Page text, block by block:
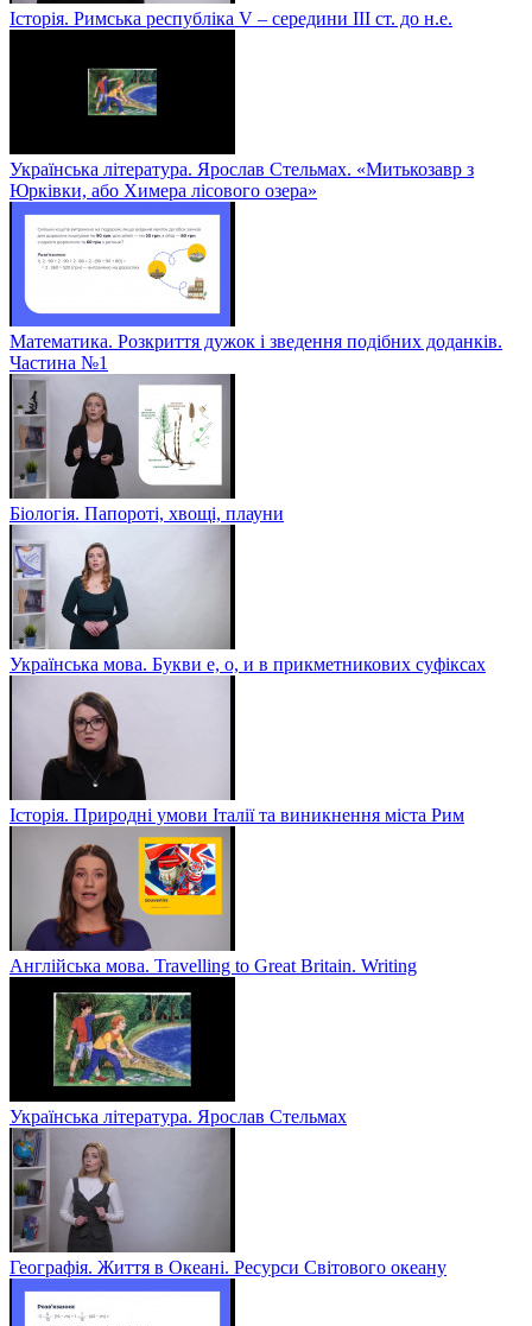
Історія. Римська республіка V – середини ІІІ ст. до н.е.
Українська література. Ярослав Стельмах. «Митькозавр з
Юрківки, або Химера лісового озера»
Математика. Розкриття дужок і зведення подібних доданків.
Частина №1
Біологія. Папороті, хвощі, плауни
Українська мова. Букви е, о, и в прикметникових суфіксах
Історія. Природні умови Італії та виникнення міста Рим
Англійська мова. Travelling to Great Britain. Writing
Українська література. Ярослав Стельмах
Географія. Життя в Океані. Ресурси Світового океану